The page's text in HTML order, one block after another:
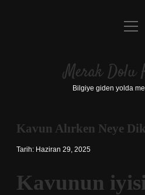
Anasayfa
Yasal
Merak Dolu
Bilgiye giden yolda
Kavun Alırken Neye
Tarih: Haziran 29, 2025
Kavunun